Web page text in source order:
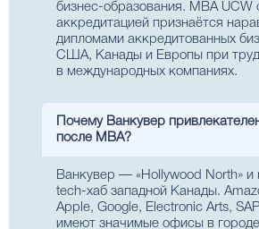
бизнес-образования. MBA UCW
аккредитацией признаётся
дипломами аккредитованных
США, Канады и Европы при
в международных компаниях.
Почему Ванкувер
после MBA?
Ванкувер — «Hollywood North» и
tech-хаб западной Канады.
Apple, Google, Electronic Arts,
имеют значимые офисы в